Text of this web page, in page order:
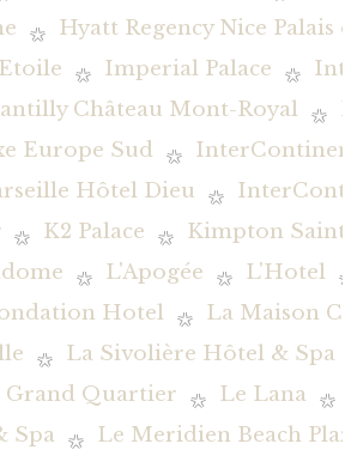
Hyatt Regency Nice
Imperial Palace
Château Mont-Royal
Europe Sud
Hôtel Dieu
K2 Palace
Kimpton
L'Apogée
L'Hotel
Hotel
La Maison
La Sivolière Hôtel & Spa
Grand Quartier
Le Lana
Spa
Le Meridien Beach